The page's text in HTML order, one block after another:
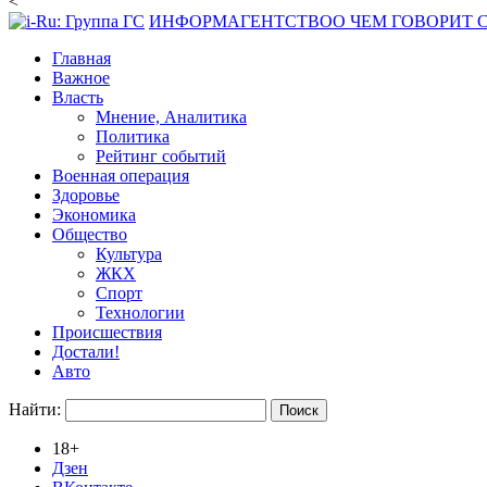
ИНФОРМАГЕНТСТВОО ЧЕМ ГОВОРИТ
Главная
Важное
Власть
Мнение, Аналитика
Политика
Рейтинг событий
Военная операция
Здоровье
Экономика
Общество
Культура
ЖКХ
Спорт
Технологии
Происшествия
Достали!
Авто
Найти:
18+
Дзен